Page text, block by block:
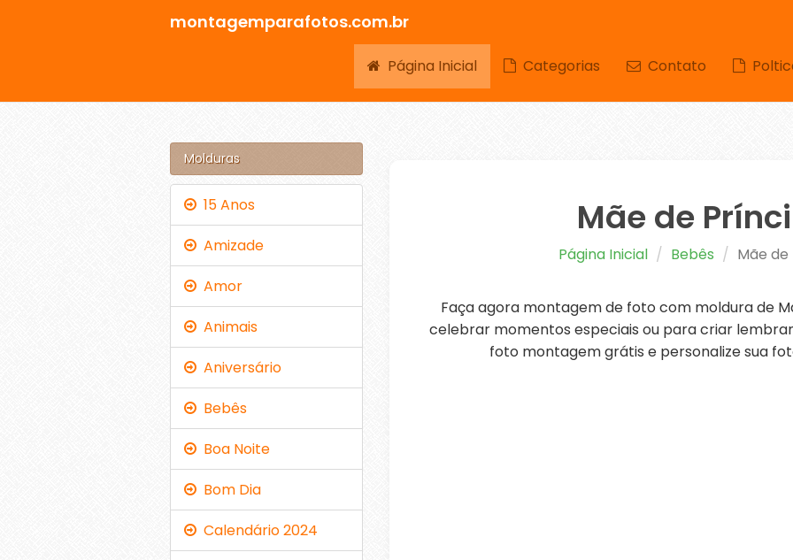
montagemparafotos.com.br
Página Inicial Categorias Contato
Mãe de
Página Inicial Bebês Mãe
Faça agora montagem de foto com moldura de
celebrar momentos especiais ou para criar
foto montagem grátis e personalize sua
Molduras
15 Anos
Amizade
Amor
Animais
Aniversário
Bebês
Boa Noite
Bom Dia
Calendário 2024